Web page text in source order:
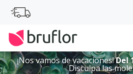
¡Nos vamos de vacaciones!Del
Disculpa las